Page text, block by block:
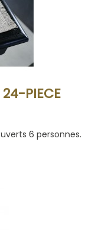
24-PIECE
6 personnes.